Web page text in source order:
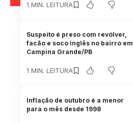
1 MIN. LEITURA
Suspeito é preso com revólver,
facão e soco inglês no bairro em
Campina Grande/PB
1 MIN. LEITURA
Inflação de outubro é a menor
para o mês desde 1998